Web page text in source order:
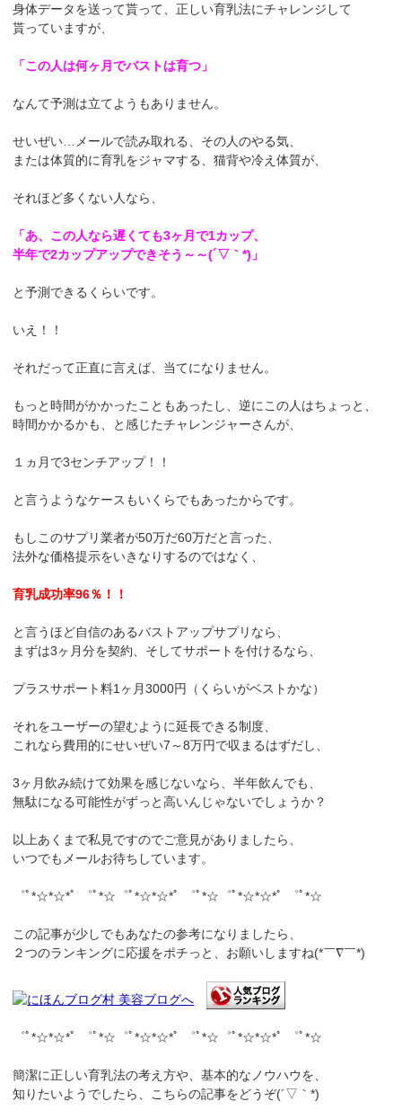
身体データを送って貰って、正しい育乳法にチャレンジして
貰っていますが、
「この人は何ヶ月でバストは育つ」
なんて予測は立てようもありません。
せいぜい…メールで読み取れる、その人のやる気、
または体質的に育乳をジャマする、猫背や冷え体質が、
それほど多くない人なら、
「あ、この人なら遅くても3ヶ月で1カップ、
半年で2カップアップできそう～～(´▽｀*)」
と予測できるくらいです。
いえ！！
それだって正直に言えば、当てになりません。
もっと時間がかかったこともあったし、逆にこの人はちょっと、
時間かかるかも、と感じたチャレンジャーさんが、
１ヵ月で3センチアップ！！
と言うようなケースもいくらでもあったからです。
もしこのサプリ業者が50万だ60万だと言った、
法外な価格提示をいきなりするのではなく、
育乳成功率96％！！
と言うほど自信のあるバストアップサプリなら、
まずは3ヶ月分を契約、そしてサポートを付けるなら、
プラスサポート料1ヶ月3000円（くらいがベストかな）
それをユーザーの望むように延長できる制度、
これなら費用的にせいぜい7～8万円で収まるはずだし、
3ヶ月飲み続けて効果を感じないなら、半年飲んでも、
無駄になる可能性がずっと高いんじゃないでしょうか？
以上あくまで私見ですのでご意見がありましたら、
いつでもメールお待ちしています。
゜ﾟ*☆*☆*ﾟ ゜ﾟ*☆゜ﾟ*☆*☆*ﾟ ゜ﾟ*☆゜ﾟ*☆*☆*ﾟ ゜ﾟ*☆
この記事が少しでもあなたの参考になりましたら、
２つのランキングに応援をポチっと、お願いしますね(*￣∇￣*)
゜ﾟ*☆*☆*ﾟ ゜ﾟ*☆゜ﾟ*☆*☆*ﾟ ゜ﾟ*☆゜ﾟ*☆*☆*ﾟ ゜ﾟ*☆
簡潔に正しい育乳法の考え方や、基本的なノウハウを、
知りたいようでしたら、こちらの記事をどうぞ(´▽｀*)